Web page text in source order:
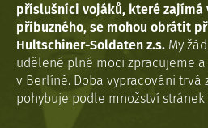
příslušníci vojáků, které zajímá
příbuzného, se mohou obrátit
Hultschiner-Soldaten z.s. My
udělené plné moci zpracujeme
v Berlíně. Doba vypracováni trvá
pohybuje podle množství